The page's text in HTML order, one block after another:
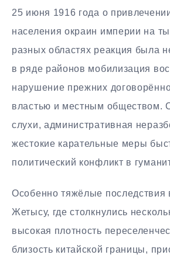
25 июня 1916 года о
населения окраин империи на
разных областях реакция была
в ряде районов мобилизация
нарушение прежних
властью и местным обществом.
слухи, административная
жестокие карательные меры
политический конфликт в
Особенно тяжёлые последствия
Жетысу, где столкнулись
высокая плотность
близость китайской границы,